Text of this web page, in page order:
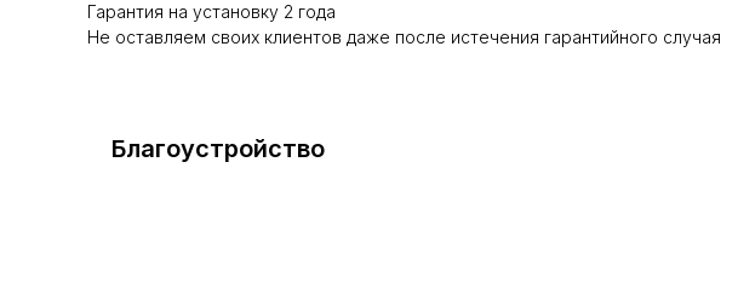
Гарантия на установку 2 года
Не оставляем своих клиентов даже после истечения гарантийного случая
Благоустройство